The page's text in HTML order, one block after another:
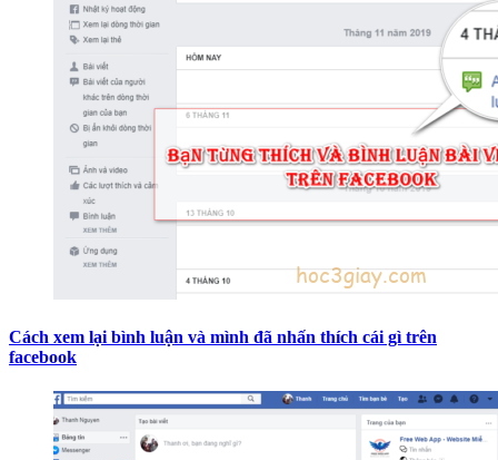
Cách xem lại bình luận và mình đã nhấn thích cái gì trên
facebook